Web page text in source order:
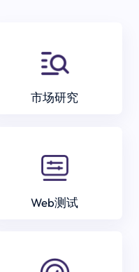
市场研究
Web测试